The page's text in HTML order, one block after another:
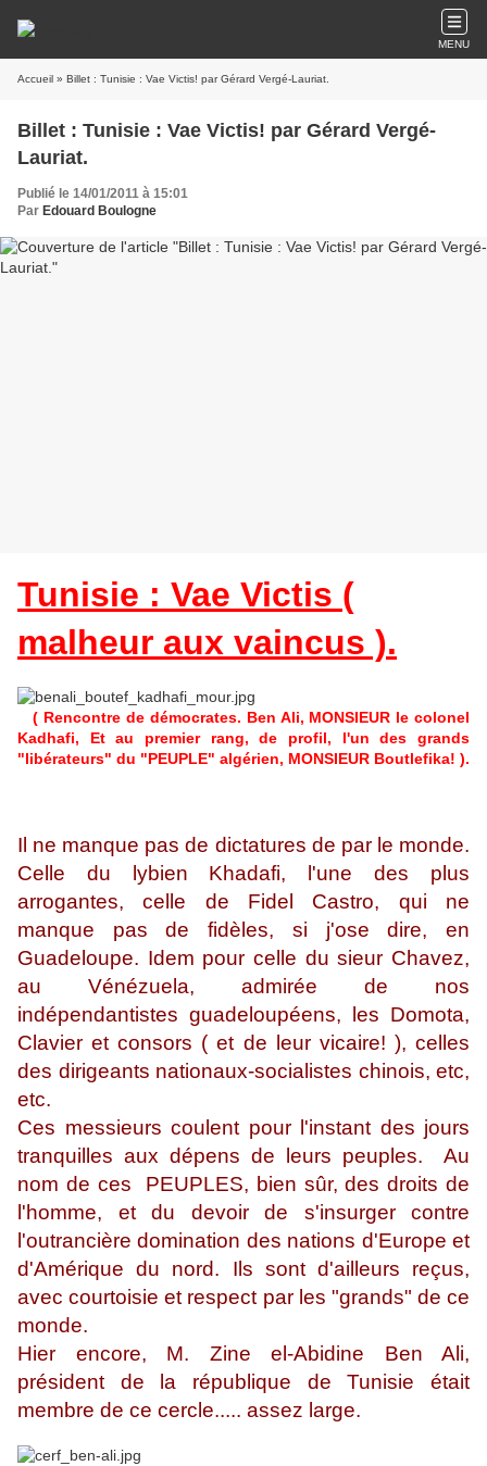
MENU
Accueil » Billet : Tunisie : Vae Victis! par Gérard Vergé-Lauriat.
Billet : Tunisie : Vae Victis! par Gérard Vergé-
Lauriat.
Publié le 14/01/2011 à 15:01
Par Edouard Boulogne
Tunisie : Vae Victis (
malheur aux vaincus ).
( Rencontre de démocrates. Ben Ali, MONSIEUR le colonel
Kadhafi, Et au premier rang, de profil, l'un des grands
"libérateurs" du "PEUPLE" algérien, MONSIEUR Boutlefika! ).
Il ne manque pas de dictatures de par le monde.
Celle du lybien Khadafi, l'une des plus
arrogantes, celle de Fidel Castro, qui ne
manque pas de fidèles, si j'ose dire, en
Guadeloupe. Idem pour celle du sieur Chavez,
au Vénézuela, admirée de nos
indépendantistes guadeloupéens, les Domota,
Clavier et consors ( et de leur vicaire! ), celles
des dirigeants nationaux-socialistes chinois, etc,
etc.
Ces messieurs coulent pour l'instant des jours
tranquilles aux dépens de leurs peuples. Au
nom de ces PEUPLES, bien sûr, des droits de
l'homme, et du devoir de s'insurger contre
l'outrancière domination des nations d'Europe et
d'Amérique du nord. Ils sont d'ailleurs reçus,
avec courtoisie et respect par les "grands" de ce
monde.
Hier encore, M. Zine el-Abidine Ben Ali,
président de la république de Tunisie était
membre de ce cercle..... assez large.